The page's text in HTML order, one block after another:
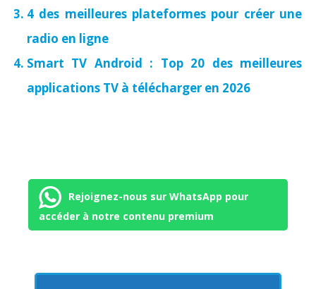
4 des meilleures plateformes pour créer une
radio en ligne
Smart TV Android : Top 20 des meilleures
applications TV à télécharger en 2026
Rejoignez-nous sur WhatsApp pour
accéder à notre contenu premium